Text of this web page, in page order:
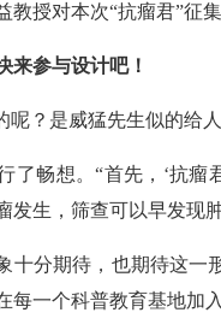
教授对本次“抗瘤君”征
来参与设计吧！
呢？是威猛先生似的给
了畅想。“首先，‘抗
生，筛查可以早发现
十分期待，也期待这一
一个科普教育基地加